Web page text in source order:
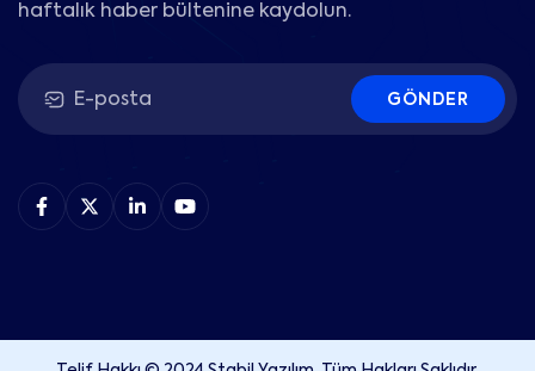
haftalık haber bültenine kaydolun.
GÖNDER